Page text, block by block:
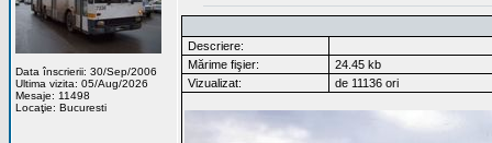
Data înscrierii: 30/Sep/2006
Ultima vizita: 05/Aug/2026
Mesaje: 11498
Locaţie: Bucuresti
Descriere:
Mărime fişier:
24.45 kb
Vizualizat:
de 11136 ori